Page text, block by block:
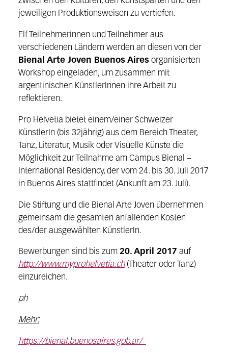
jeweiligen Produktionsweisen zu vertiefen.
Elf Teilnehmerinnen und Teilnehmer aus
verschiedenen Ländern werden an diesen von der
Bienal Arte Joven Buenos Airesorganisierten
Workshop eingeladen, um zusammen mit
argentinischen KünstlerInnen ihre Arbeit zu
reflektieren.
Pro Helvetia bietet einem/einer Schweizer
KünstlerIn (bis 32jährig) aus dem Bereich Theater,
Tanz, Literatur, Musik oder Visuelle Künste die
Möglichkeit zur Teilnahme am Campus Bienal –
International Residency, der vom 24. bis 30. Juli 2017
in Buenos Aires stattfindet (Ankunft am 23. Juli).
Die Stiftung und die Bienal Arte Joven übernehmen
gemeinsam die gesamten anfallenden Kosten
des/der ausgewählten KünstlerIn.
Bewerbungen sind bis zum 20. April 2017 auf
http://www.myprohelvetia.ch(Theater oder Tanz)
einzureichen.
ph
Mehr:
https://bienal.buenosaires.gob.ar/